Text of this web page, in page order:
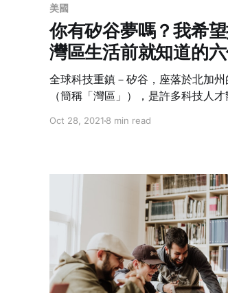
美國
你有矽谷夢嗎？我希
灣區生活前就知道的
全球科技重鎮－矽谷，座落於北加
（簡稱「灣區」），是許多科技人
跡的地方！大家都知道這裡的科技公
年，想透過這篇文分享在灣區生活
Oct 28, 2021 8 min read